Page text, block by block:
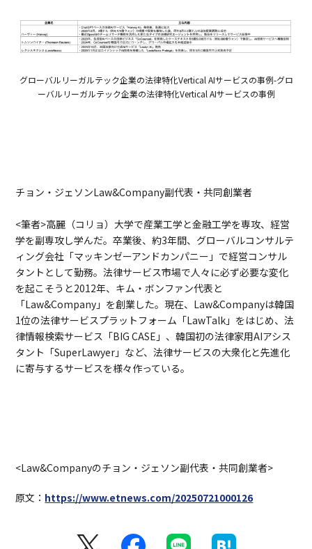
グローバルリーガルテック企業の法律特化Vertical AIサービスの事例-グロ
ーバルリーガルテック企業の法律特化Vertical AIサービスの事例
チョン・ジェソンLaw&Company副代表・共同創業者
<筆者>高麗（コリョ）大学で産業工学と金融工学を専攻、経営
学を副専攻し学んだ。卒業後、約3年間、グローバルコンサルテ
ィング会社「マッキンゼーアンドカンパニー」で経営コンサル
タントとして勤務。法律サービス市場で人々に必ず必要な変化
を起こそうと2012年、キム・ボンファン代表と
「Law&Company」を創業した。現在、Law&Companyは韓国
1位の法律サービスプラットフォーム「LawTalk」をはじめ、法
律情報検索サービス「BIG CASE」、韓国初の法律家用AIアシス
タント「SuperLawyer」など、法律サービスの大衆化と先進化
に寄与するサービスを様々作っている。
<Law&Companyのチョン・ジェソン副代表・共同創業者>
原文： https://www.etnews.com/20250721000126